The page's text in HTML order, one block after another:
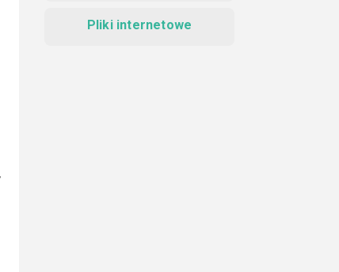
Pliki internetowe